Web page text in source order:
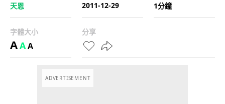
天恩
2011-12-29
1分鐘
字體大小
AAA
分享
ADVERTISEMENT